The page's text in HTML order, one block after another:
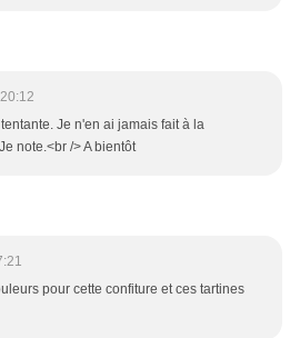
Je n'en ai jamais fait à la
note.<br /> A bientôt
pour cette confiture et ces tartines